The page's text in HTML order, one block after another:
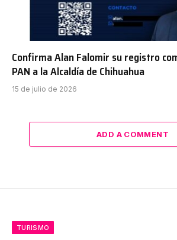
Confirma Alan Falomir su registro
PAN a la Alcaldía de Chihuahua
15 de julio de 2026
ADD A COMMENT
TURISMO